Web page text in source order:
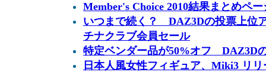
Member's Choice 2010結果まとめペー
いつまで続く？ DAZ3Dの投票上位
チナクラブ会員セール
特定ベンダー品が50%オフ DAZ3Dの
日本人風女性フィギュア、Miki3 リ